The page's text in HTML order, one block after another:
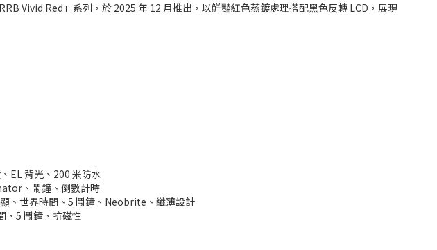
Vivid Red」系列，於 2025 年 12 月推出，以鮮豔紅色蒸鍍處理搭配黑色反轉 LCD，展現
EL 背光、200 米防水
、鬧鐘、倒數計時
、世界時間、5 鬧鐘、Neobrite、纖薄設計
5 鬧鐘、抗磁性